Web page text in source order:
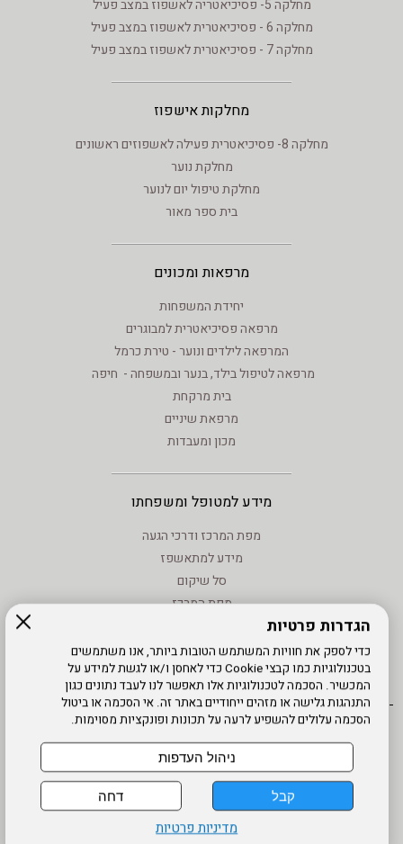
הגדרות פרטיות
כדי לספק את חוויות המשתמש הטובות ביותר, אנו משתמשים
בטכנולוגיות כמו קבצי Cookie כדי לאחסן ו/או לגשת למידע על
המכשיר. הסכמה לטכנולוגיות אלו תאפשר לנו לעבד נתונים כגון
התנהגות גלישה או מזהים ייחודיים באתר זה. אי הסכמה או ביטול
הסכמה עלולים להשפיע לרעה על תכונות ופונקציות מסוימות.
קבל דחה
ניהול העדפות
מדיניות פרטיות
מחלקה 5- פסיכיאטריה לאשפוז במצב פעיל
מחלקה 6 - פסיכיאטרית לאשפוז במצב פעיל
מחלקה 7 - פסיכיאטרית לאשפוז במצב פעיל
מחלקות אישפוז
מחלקה 8- פסיכיאטרית פעילה לאשפוזים ראשונים
מחלקת נוער
מחלקת טיפול יום לנוער
בית ספר מאור
מרפאות ומכונים
יחידת המשפחות
מרפאה פסיכיאטרית למבוגרים
המרפאה לילדים ונוער - טירת כרמל
מרפאה לטיפול בילד, בנער ובמשפחה - חיפה
בית מרקחת
מרפאת שיניים
מכון ומעבדות
מידע למטופל ומשפחתו
מפת המרכז ודרכי הגעה
מידע למתאשפז
סל שיקום
מפת המרכז
טיפול בנזעי חשמל
מידע שימוש - קישורים לאתרים
מפת אתר
הרשמה
דרונט
דיגיטל
-